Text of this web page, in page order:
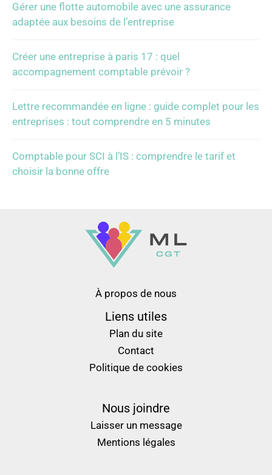
Gérer une flotte automobile avec une assurance
adaptée aux besoins de l’entreprise
Créer une entreprise à paris 17 : quel
accompagnement comptable prévoir ?
Lettre recommandée en ligne : guide complet pour les
entreprises : tout comprendre en 5 minutes
Comptable pour SCI à l’IS : comprendre le tarif et
choisir la bonne offre
À propos de nous
Liens utiles
Plan du site
Contact
Politique de cookies
Nous joindre
Laisser un message
Mentions légales